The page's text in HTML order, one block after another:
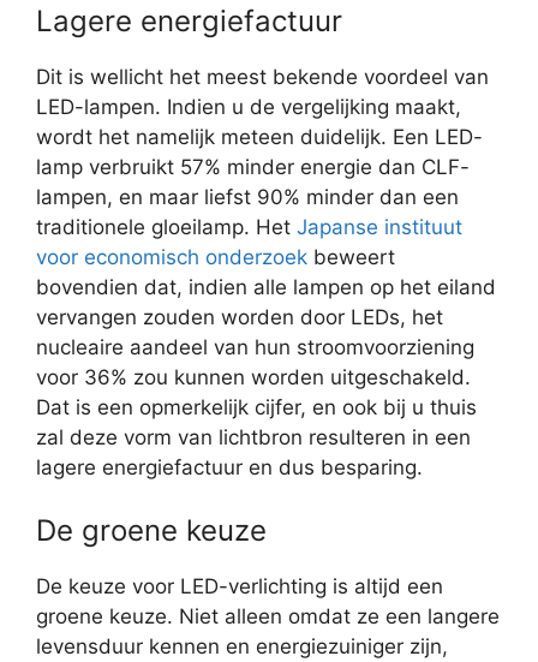
Lagere energiefactuur
Dit is wellicht het meest bekende voordeel van
LED-lampen. Indien u de vergelijking maakt,
wordt het namelijk meteen duidelijk. Een LED-
lamp verbruikt 57% minder energie dan CLF-
lampen, en maar liefst 90% minder dan een
traditionele gloeilamp. Het Japanse instituut
voor economisch onderzoek beweert
bovendien dat, indien alle lampen op het eiland
vervangen zouden worden door LEDs, het
nucleaire aandeel van hun stroomvoorziening
voor 36% zou kunnen worden uitgeschakeld.
Dat is een opmerkelijk cijfer, en ook bij u thuis
zal deze vorm van lichtbron resulteren in een
lagere energiefactuur en dus besparing.
De groene keuze
De keuze voor LED-verlichting is altijd een
groene keuze. Niet alleen omdat ze een langere
levensduur kennen en energiezuiniger zijn,